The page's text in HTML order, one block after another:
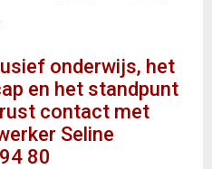
onderwijs, het
en het standpunt
contact met
Seline
80